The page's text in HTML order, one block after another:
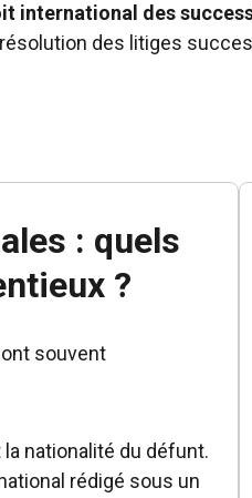
international des
des litiges
: quels
?
souvent
nationalité du défunt.
rédigé sous un